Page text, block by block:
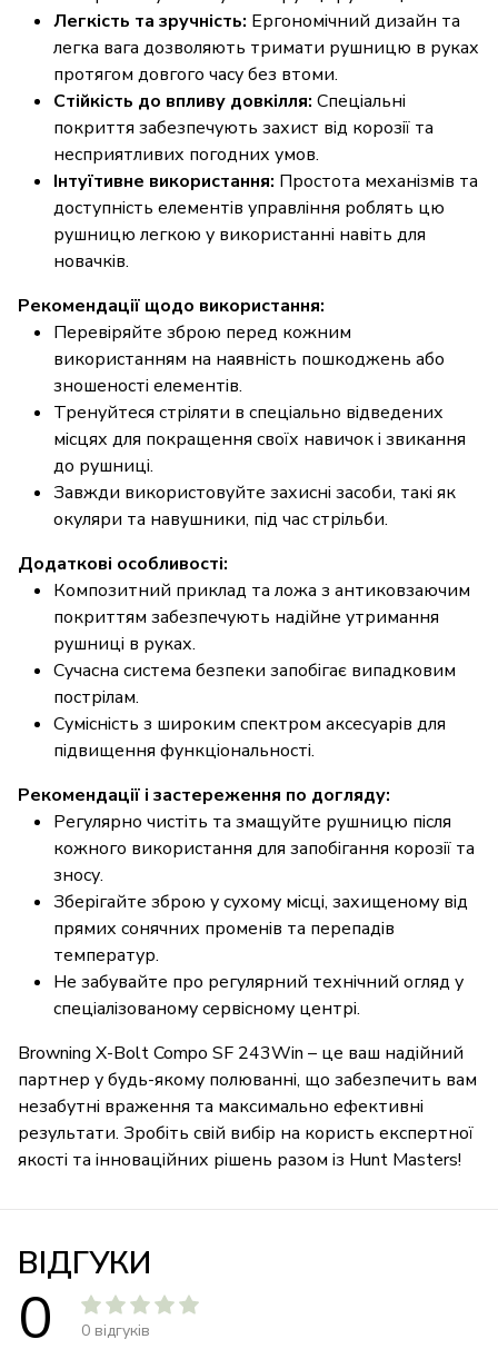
Легкість та зручність: Ергономічний дизайн та
легка вага дозволяють тримати рушницю в руках
протягом довгого часу без втоми.
Стійкість до впливу довкілля: Спеціальні
покриття забезпечують захист від корозії та
несприятливих погодних умов.
Інтуїтивне використання: Простота механізмів та
доступність елементів управління роблять цю
рушницю легкою у використанні навіть для
новачків.
Рекомендації щодо використання:
Перевіряйте зброю перед кожним
використанням на наявність пошкоджень або
зношеності елементів.
Тренуйтеся стріляти в спеціально відведених
місцях для покращення своїх навичок і звикання
до рушниці.
Завжди використовуйте захисні засоби, такі як
окуляри та навушники, під час стрільби.
Додаткові особливості:
Композитний приклад та ложа з антиковзаючим
покриттям забезпечують надійне утримання
рушниці в руках.
Сучасна система безпеки запобігає випадковим
пострілам.
Сумісність з широким спектром аксесуарів для
підвищення функціональності.
Рекомендації і застереження по догляду:
Регулярно чистіть та змащуйте рушницю після
кожного використання для запобігання корозії та
зносу.
Зберігайте зброю у сухому місці, захищеному від
прямих сонячних променів та перепадів
температур.
Не забувайте про регулярний технічний огляд у
спеціалізованому сервісному центрі.
Browning X-Bolt Compo SF 243Win – це ваш надійний
партнер у будь-якому полюванні, що забезпечить вам
незабутні враження та максимально ефективні
результати. Зробіть свій вибір на користь експертної
якості та інноваційних рішень разом із Hunt Masters!
ВІДГУКИ
0 0 відгуків